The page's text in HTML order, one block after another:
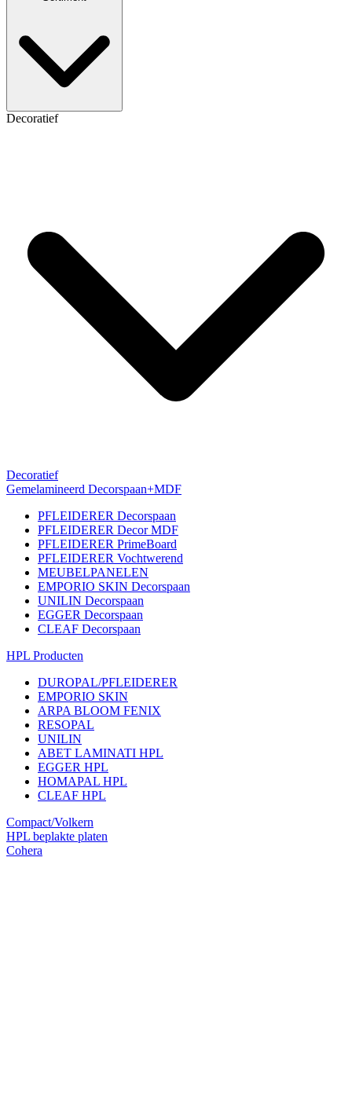
Decoratief
Decoratief
Gemelamineerd Decorspaan+MDF
PFLEIDERER Decorspaan
PFLEIDERER Decor MDF
PFLEIDERER PrimeBoard
PFLEIDERER Vochtwerend
MEUBELPANELEN
EMPORIO SKIN Decorspaan
UNILIN Decorspaan
EGGER Decorspaan
CLEAF Decorspaan
HPL Producten
DUROPAL/PFLEIDERER
EMPORIO SKIN
ARPA BLOOM FENIX
RESOPAL
UNILIN
ABET LAMINATI HPL
EGGER HPL
HOMAPAL HPL
CLEAF HPL
Compact/Volkern
HPL beplakte platen
Cohera